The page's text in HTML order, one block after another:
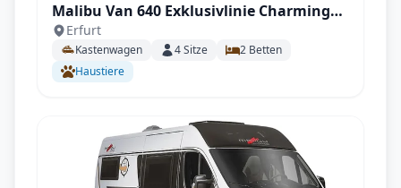
Malibu Van 640 Exklusivlinie Charming
*Solar *Autark #1
Erfurt
Kastenwagen 4Sitze 2 Betten
Haustiere